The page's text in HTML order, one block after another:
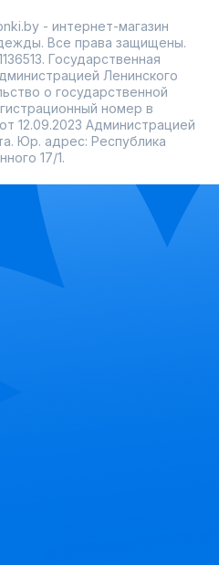
- интернет-магазин
Все права защищены.
Государственная
Ленинского
о государственной
номер в
12.09.2023 Администрацией
Юр. адрес: Республика
17/1.